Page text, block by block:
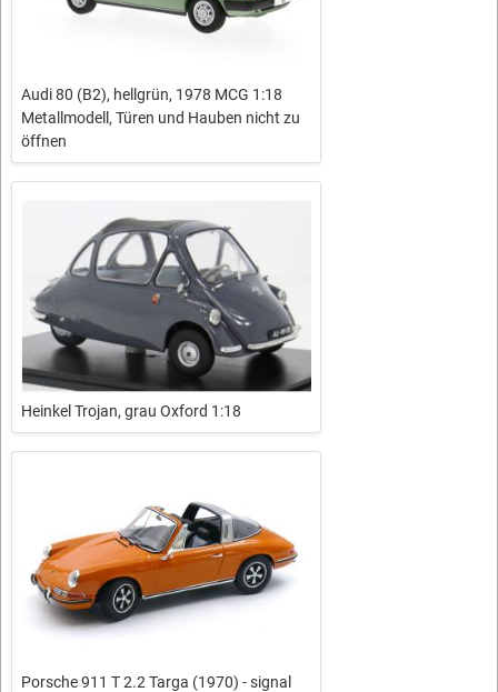
Audi 80 (B2), hellgrün, 1978 MCG 1:18
Metallmodell, Türen und Hauben nicht zu
öffnen
Heinkel Trojan, grau Oxford 1:18
Porsche 911 T 2.2 Targa (1970) - signal